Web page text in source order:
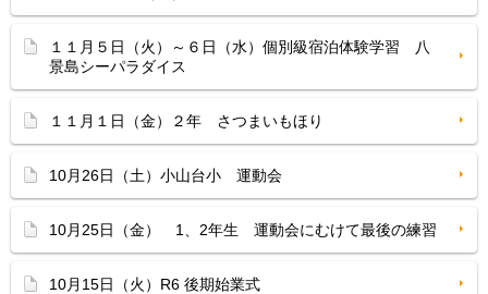
１１月５日（火）～６日（水）個別級宿泊体験学習 八
景島シーパラダイス
１１月１日（金）２年 さつまいもほり
10月26日（土）小山台小 運動会
10月25日（金） 1、2年生 運動会にむけて最後の練習
10月15日（火）R6 後期始業式